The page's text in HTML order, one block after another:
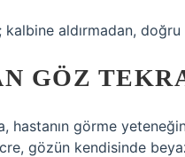
kalbine aldırmadan,
GÖZ
hastanın görme
gözün kendisinde